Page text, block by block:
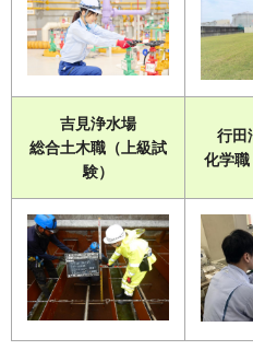
吉見浄水場
総合土木職（上級試
験）
行田
化学職